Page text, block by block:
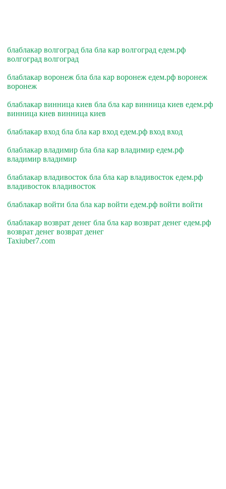
блаблакар волгоград бла бла кар волгоград едем.рф
волгоград волгоград
блаблакар воронеж бла бла кар воронеж едем.рф воронеж
воронеж
блаблакар винница киев бла бла кар винница киев едем.рф
винница киев винница киев
блаблакар вход бла бла кар вход едем.рф вход вход
блаблакар владимир бла бла кар владимир едем.рф
владимир владимир
блаблакар владивосток бла бла кар владивосток едем.рф
владивосток владивосток
блаблакар войти бла бла кар войти едем.рф войти войти
блаблакар возврат денег бла бла кар возврат денег едем.рф
возврат денег возврат денег
Taxiuber7.com